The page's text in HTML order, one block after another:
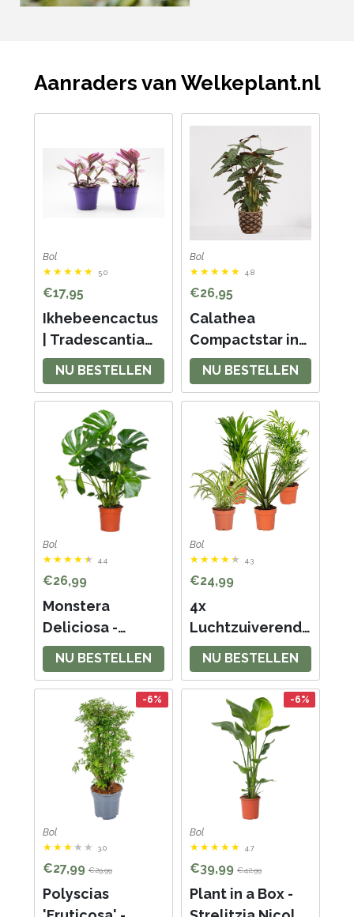
Aanraders van Welkeplant.nl
Bol
5.0
€17,95
Ikhebeencactus
| Tradescantia
Nanouk |
Kamerplant | 2
stuks | 8,5cm pot
NU BESTELLEN
Bol
4.8
€26,95
Calathea
Compactstar in
siermand Guusje
Naturel –
luchtzuiverende
kamerplant –
pauwenplant –
living plant - ↕55-
70cm - Ø18 –
geleverd met
plantenpot –
vers...
NU BESTELLEN
Bol
4.4
€26,99
Monstera
Deliciosa -
Gatenplant -
Kamerplant -
Luchtzuiverende
plant voor
binnen - ⌀21 cm -
70-80 cm
NU BESTELLEN
Bol
4.3
€24,99
4x
Luchtzuiverende
Mix- Dracaena-
Dypsis-
Chamaedorea-
Chlorophytum -
Kamerplant - ⌀12
cm - 25-45cm
NU BESTELLEN
-6%
Bol
3.0
€27,99€29,99
Polyscias
-6%
Bol
4.7
€39,99 €42,99
Plant in a Box -